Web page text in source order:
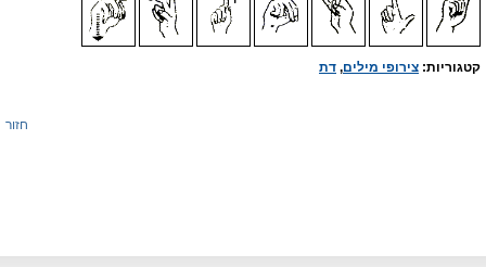
קטגוריות: צירופי מילים, דת
חזור